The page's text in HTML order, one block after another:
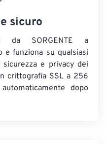
sicuro
da SORGENTE a
e funziona su qualsiasi
sicurezza e privacy dei
crittografia SSL a 256
dopo